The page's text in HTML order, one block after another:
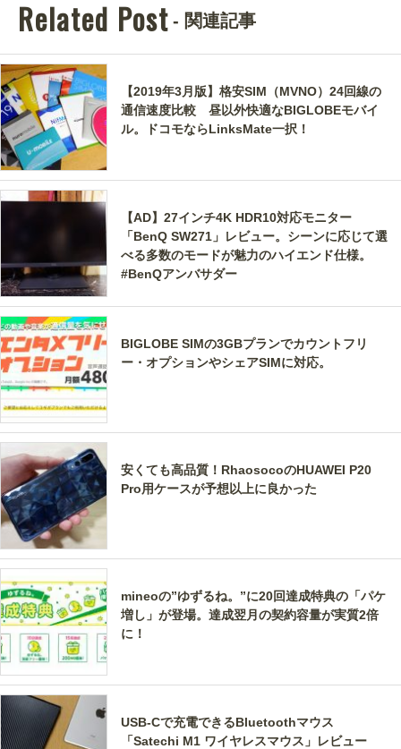
Related Post - 関連記事
【2019年3月版】格安SIM（MVNO）24回線の
通信速度比較 昼以外快適なBIGLOBEモバイ
ル。ドコモならLinksMate一択！
【AD】27インチ4K HDR10対応モニター
「BenQ SW271」レビュー。シーンに応じて選
べる多数のモードが魅力のハイエンド仕様。
#BenQアンバサダー
BIGLOBE SIMの3GBプランでカウントフリ
ー・オプションやシェアSIMに対応。
安くても高品質！RhaosocoのHUAWEI P20
Pro用ケースが予想以上に良かった
mineoの”ゆずるね。”に20回達成特典の「パケ
増し」が登場。達成翌月の契約容量が実質2倍
に！
USB-Cで充電できるBluetoothマウス
「Satechi M1 ワイヤレスマウス」レビュー